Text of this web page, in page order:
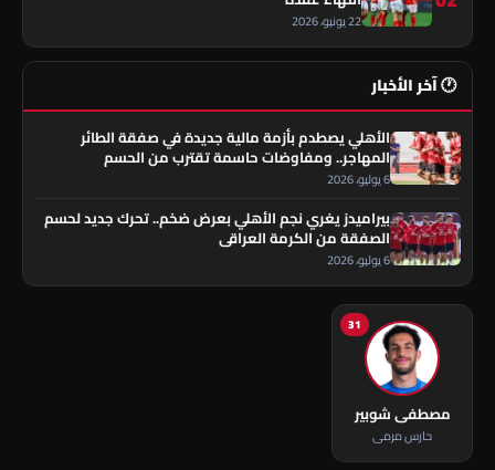
22 يونيو، 2026
🕐 آخر الأخبار
الأهلي يصطدم بأزمة مالية جديدة في صفقة الطائر
المهاجر.. ومفاوضات حاسمة تقترب من الحسم
6 يوليو، 2026
بيراميدز يغري نجم الأهلي بعرض ضخم.. تحرك جديد لحسم
الصفقة من الكرمة العراقي
6 يوليو، 2026
31
مصطفى شوبير
حارس مرمى